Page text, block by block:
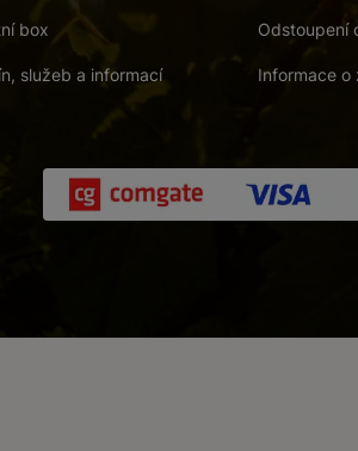
box
služeb a informací
Odstoupení
Informace o
nápojů osobám mladším 18 let.